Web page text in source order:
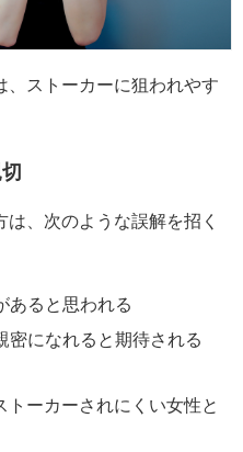
、ストーカーに狙われやす
、次のような誤解を招く
あると思われる
密になれると期待される
ーカーされにくい女性と